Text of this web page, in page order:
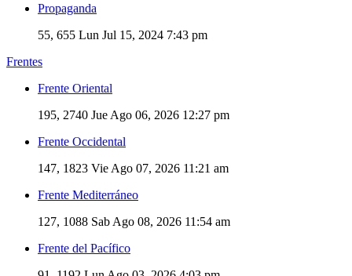
Propaganda
55, 655 Lun Jul 15, 2024 7:43 pm
Frentes
Frente Oriental
195, 2740 Jue Ago 06, 2026 12:27 pm
Frente Occidental
147, 1823 Vie Ago 07, 2026 11:21 am
Frente Mediterráneo
127, 1088 Sab Ago 08, 2026 11:54 am
Frente del Pacífico